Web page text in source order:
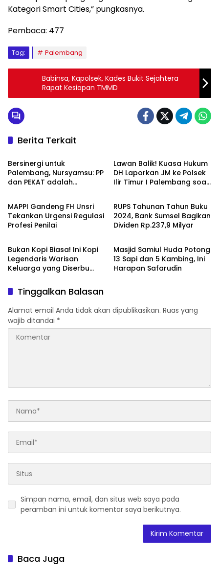
Kategori Smart Cities,” pungkasnya.
Pembaca: 477
Tag: Palembang
Babinsa, Kapolsek, Kades Bukit Sejahtera
Rapat Kesiapan TMMD
Berita Terkait
Palembang
Bersinergi untuk
Palembang, Nursyamsu: PP
dan PEKAT adalah
Lawan Balik! Kuasa Hukum
DH Laporkan JM ke Polsek
Ilir Timur I Palembang soal
Palembang
MAPPI Gandeng FH Unsri
Tekankan Urgensi Regulasi
Profesi Penilai
Palembang
RUPS Tahunan Tahun Buku
2024, Bank Sumsel Bagikan
Dividen Rp.237,9 Milyar
Palembang
Bukan Kopi Biasa! Ini Kopi
Legendaris Warisan
Keluarga yang Diserbu
Palembang
Masjid Samiul Huda Potong
13 Sapi dan 5 Kambing, Ini
Harapan Safarudin
Tinggalkan Balasan
Alamat email Anda tidak akan dipublikasikan. Ruas yang
wajib ditandai *
Simpan nama, email, dan situs web saya pada
peramban ini untuk komentar saya berikutnya.
Baca Juga